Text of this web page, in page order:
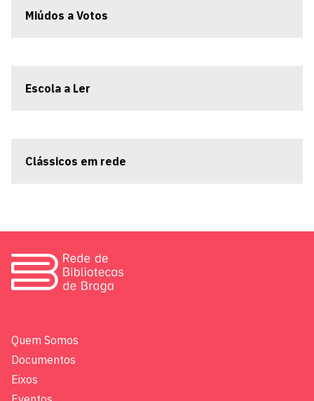
Miúdos a Votos
Escola a Ler
Clássicos em rede
Quem Somos
Documentos
Eixos